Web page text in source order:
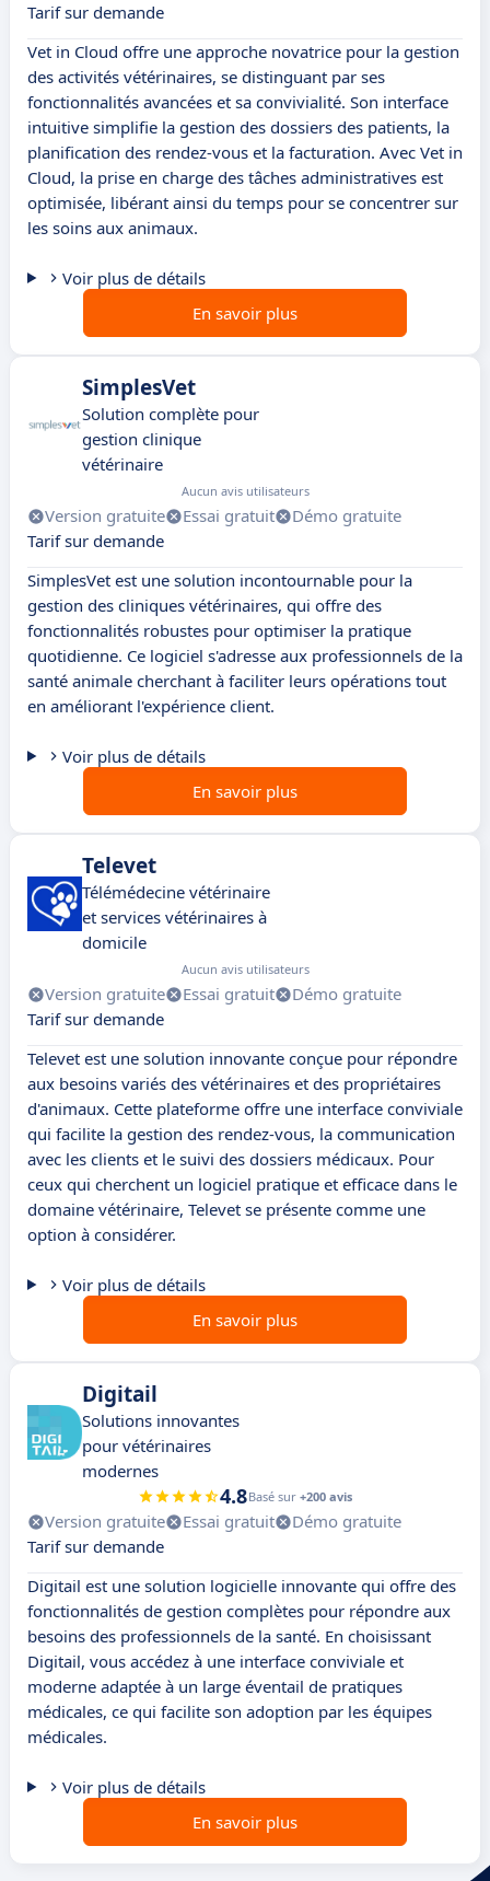
Tarif sur demande
Vet in Cloud offre une approche novatrice pour la gestion
des activités vétérinaires, se distinguant par ses
fonctionnalités avancées et sa convivialité. Son interface
intuitive simplifie la gestion des dossiers des patients, la
planification des rendez-vous et la facturation. Avec Vet in
Cloud, la prise en charge des tâches administratives est
optimisée, libérant ainsi du temps pour se concentrer sur
les soins aux animaux.
Voir plus de détails
En savoir plus
SimplesVet
Solution complète pour
gestion clinique
vétérinaire
Aucun avis utilisateurs
Version gratuite Essai gratuit
Démo gratuite
Tarif sur demande
SimplesVet est une solution incontournable pour la
gestion des cliniques vétérinaires, qui offre des
fonctionnalités robustes pour optimiser la pratique
quotidienne. Ce logiciel s'adresse aux professionnels de la
santé animale cherchant à faciliter leurs opérations tout
en améliorant l'expérience client.
Voir plus de détails
En savoir plus
Televet
Télémédecine vétérinaire
et services vétérinaires à
domicile
Aucun avis utilisateurs
Version gratuite Essai gratuit
Démo gratuite
Tarif sur demande
Televet est une solution innovante conçue pour répondre
aux besoins variés des vétérinaires et des propriétaires
d'animaux. Cette plateforme offre une interface conviviale
qui facilite la gestion des rendez-vous, la communication
avec les clients et le suivi des dossiers médicaux. Pour
ceux qui cherchent un logiciel pratique et efficace dans le
domaine vétérinaire, Televet se présente comme une
option à considérer.
Voir plus de détails
En savoir plus
Digitail
Solutions innovantes
pour vétérinaires
modernes
4.8Basé sur +200 avis
Version gratuite Essai gratuit
Démo gratuite
Tarif sur demande
Digitail est une solution logicielle innovante qui offre des
fonctionnalités de gestion complètes pour répondre aux
besoins des professionnels de la santé. En choisissant
Digitail, vous accédez à une interface conviviale et
moderne adaptée à un large éventail de pratiques
médicales, ce qui facilite son adoption par les équipes
médicales.
Voir plus de détails
En savoir plus